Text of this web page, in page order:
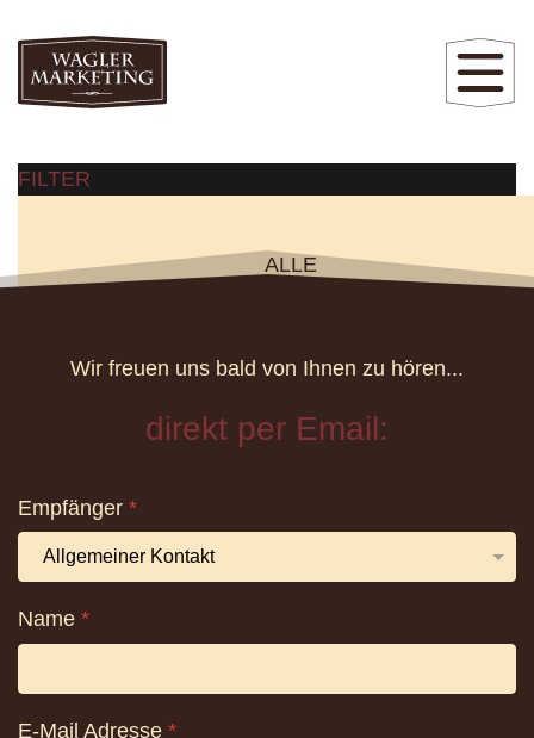
AGENTUR
FILTER
ALLE
DESIGN
EVENT
AbbruchSpeichern
Wir freuen uns bald von Ihnen zu hören...
direkt per Email:
Empfänger *
Name *
E-Mail Adresse *